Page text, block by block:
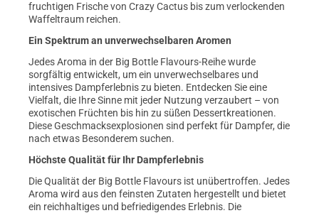
fruchtigen Frische von Crazy Cactus bis zum verlockenden
Waffeltraum reichen.
Ein Spektrum an unverwechselbaren Aromen
Jedes Aroma in der Big Bottle Flavours-Reihe wurde
sorgfältig entwickelt, um ein unverwechselbares und
intensives Dampferlebnis zu bieten. Entdecken Sie eine
Vielfalt, die Ihre Sinne mit jeder Nutzung verzaubert – von
exotischen Früchten bis hin zu süßen Dessertkreationen.
Diese Geschmacksexplosionen sind perfekt für Dampfer, die
nach etwas Besonderem suchen.
Höchste Qualität für Ihr Dampferlebnis
Die Qualität der Big Bottle Flavours ist unübertroffen. Jedes
Aroma wird aus den feinsten Zutaten hergestellt und bietet
ein reichhaltiges und befriedigendes Erlebnis. Die